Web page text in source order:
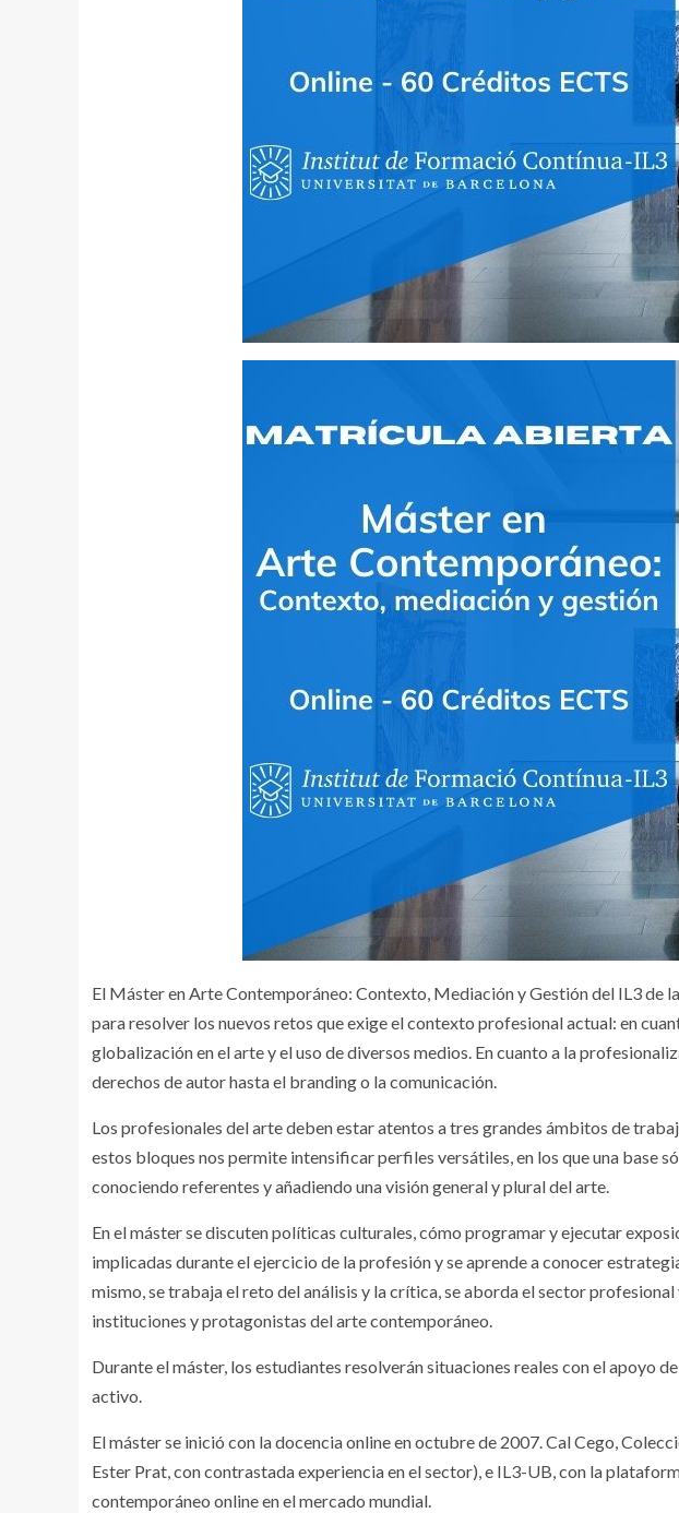
El Máster en Arte Contemporáneo: Contexto, Mediación y Gestión del IL3 de
para resolver los nuevos retos que exige el contexto profesional actual: en
globalización en el arte y el uso de diversos medios. En cuanto a la
derechos de autor hasta el branding o la comunicación.
Los profesionales del arte deben estar atentos a tres grandes ámbitos de
estos bloques nos permite intensificar perfiles versátiles, en los que una
conociendo referentes y añadiendo una visión general y plural del arte.
En el máster se discuten políticas culturales, cómo programar y ejecutar
implicadas durante el ejercicio de la profesión y se aprende a conocer
mismo, se trabaja el reto del análisis y la crítica, se aborda el sector
instituciones y protagonistas del arte contemporáneo.
Durante el máster, los estudiantes resolverán situaciones reales con el apoyo
activo.
El máster se inició con la docencia online en octubre de 2007. Cal Cego,
Ester Prat, con contrastada experiencia en el sector), e IL3-UB, con la
contemporáneo online en el mercado mundial.